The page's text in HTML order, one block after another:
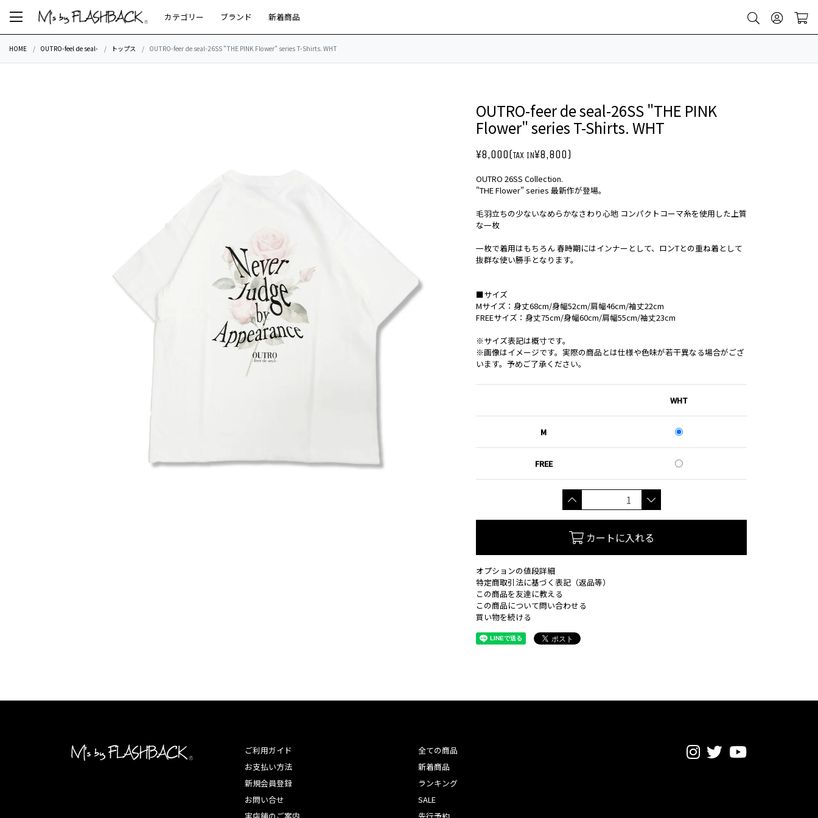
カテゴリー ブランド 新着商品
HOME OUTRO-feel de seal- トップス OUTRO-feer de seal-26SS "THE PINK Flower" series T-Shirts. WHT
OUTRO-feer de seal-26SS "THE PINK
Flower" series T-Shirts. WHT
¥8,000(TAX IN¥8,800)
OUTRO 26SS Collection.
"THE Flower" series 最新作が登場。
毛羽立ちの少ないなめらかなさわり心地 コンパクトコーマ糸を使用した上質
な一枚
一枚で着用はもちろん 春時期にはインナーとして、ロンTとの重ね着として
抜群な使い勝手となります。
■サイズ
Mサイズ：身丈68cm/身幅52cm/肩幅46cm/袖丈22cm
FREEサイズ：身丈75cm/身幅60cm/肩幅55cm/袖丈23cm
※サイズ表記は概寸です。
※画像はイメージです。実際の商品とは仕様や色味が若干異なる場合がござ
います。予めご了承ください。
WHT
M
FREE
カートに入れる
オプションの値段詳細
特定商取引法に基づく表記（返品等）
この商品を友達に教える
この商品について問い合わせる
買い物を続ける
ご利用ガイド
お支払い方法
新規会員登録
お問い合せ
全ての商品
新着商品
ランキング
SALE